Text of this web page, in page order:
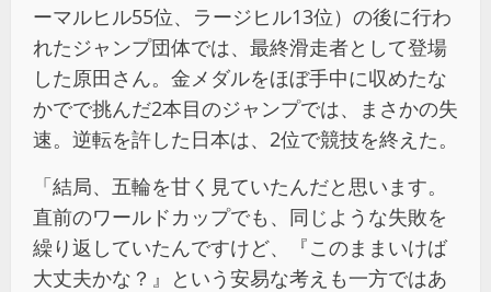
ーマルヒル55位、ラージヒル13位）の後に行わ
れたジャンプ団体では、最終滑走者として登場
した原田さん。金メダルをほぼ手中に収めたな
かでで挑んだ2本目のジャンプでは、まさかの失
速。逆転を許した日本は、2位で競技を終えた。
「結局、五輪を甘く見ていたんだと思います。
直前のワールドカップでも、同じような失敗を
繰り返していたんですけど、『このままいけば
大丈夫かな？』という安易な考えも一方ではあ